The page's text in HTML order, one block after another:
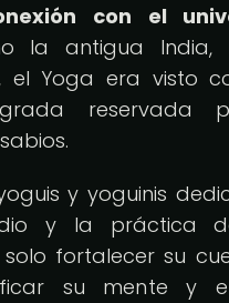
con el
la antigua India,
el Yoga era visto
reservada
y yoguinis
y la práctica
fortalecer su
su mente y